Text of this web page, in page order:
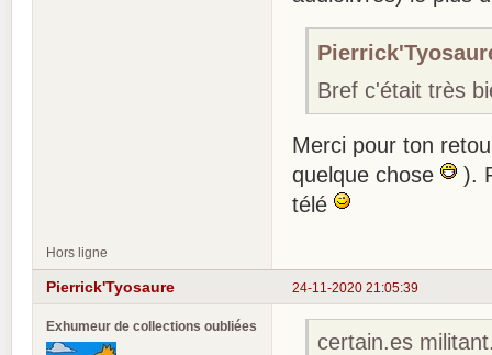
Bref c'était très
Merci pour ton
quelque chose
).
télé
Hors ligne
24-11-2020 21:05:39
Pierrick'Tyosaure
Exhumeur de collections oubliées
certain.es